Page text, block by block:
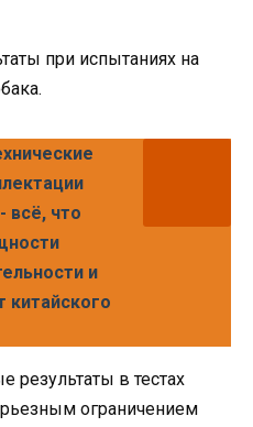
при испытаниях на
всё, что
и
китайского
результаты в тестах
ограничением